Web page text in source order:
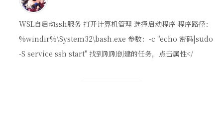
WSL自启动ssh服务 打开计算机管理 选择启动程序 程序路径：
%windir%\System32\bash.exe 参数：-c "echo 密码|sudo
-S service ssh start" 找到刚刚创建的任务，点击属性</